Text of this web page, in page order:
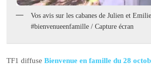
Vos avis sur les cabanes de Julien et
#bienvenueenfamille / Capture écran
TF1 diffuseBienvenue en famille du 28